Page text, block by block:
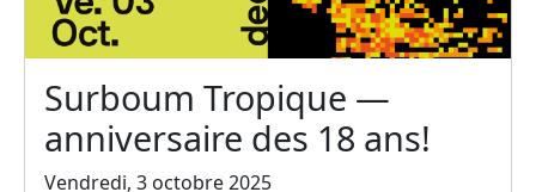
Surboum Tropique —
anniversaire des 18 ans!
Vendredi, 3 octobre 2025